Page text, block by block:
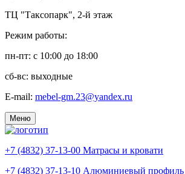
ТЦ "Таксопарк", 2-й этаж
Режим работы:
пн-пт: c 10:00 до 18:00
сб-вс: выходные
E-mail: mebel-gm.23@yandex.ru
Меню
+7 (4832) 37-13-00 Матрасы и кровати
+7 (4832) 37-13-10 Алюминиевый профиль